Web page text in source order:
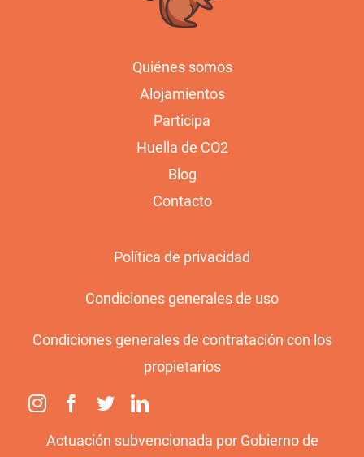
Quiénes somos
Alojamientos
Participa
Huella de CO2
Blog
Contacto
Política de privacidad
Condiciones generales de uso
Condiciones generales de contratación con los
propietarios
Actuación subvencionada por Gobierno de